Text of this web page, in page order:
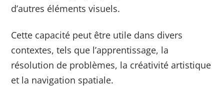
d’autres éléments visuels.
Cette capacité peut être utile dans divers
contextes, tels que l’apprentissage, la
résolution de problèmes, la créativité artistique
et la navigation spatiale.